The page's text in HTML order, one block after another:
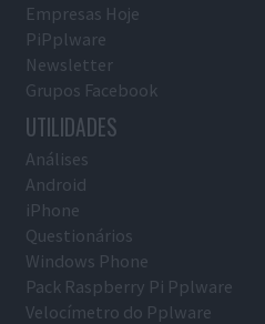
Empresas Hoje
PiPplware
Newsletter
Grupos Facebook
UTILIDADES
Análises
Android
iPhone
Questionários
Windows Phone
Pack Raspberry Pi Pplware
Velocímetro do Pplware